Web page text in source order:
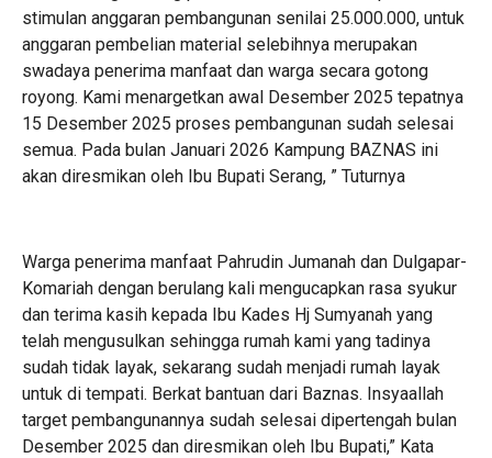
stimulan anggaran pembangunan senilai 25.000.000, untuk
anggaran pembelian material selebihnya merupakan
swadaya penerima manfaat dan warga secara gotong
royong. Kami menargetkan awal Desember 2025 tepatnya
15 Desember 2025 proses pembangunan sudah selesai
semua. Pada bulan Januari 2026 Kampung BAZNAS ini
akan diresmikan oleh Ibu Bupati Serang, ” Tuturnya
Warga penerima manfaat Pahrudin Jumanah dan Dulgapar-
Komariah dengan berulang kali mengucapkan rasa syukur
dan terima kasih kepada Ibu Kades Hj Sumyanah yang
telah mengusulkan sehingga rumah kami yang tadinya
sudah tidak layak, sekarang sudah menjadi rumah layak
untuk di tempati. Berkat bantuan dari Baznas. Insyaallah
target pembangunannya sudah selesai dipertengah bulan
Desember 2025 dan diresmikan oleh Ibu Bupati,” Kata